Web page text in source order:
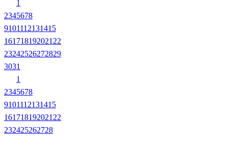
1
2345678
9101112131415
161718192021 22
23242526272829
3031
1
2345678
9101112131415
161718192021 22
232425262728